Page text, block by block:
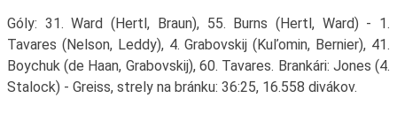
Góly: 31. Ward (Hertl, Braun), 55. Burns (Hertl, Ward) - 1.
Tavares (Nelson, Leddy), 4. Grabovskij (Kuľomin, Bernier), 41.
Boychuk (de Haan, Grabovskij), 60. Tavares. Brankári: Jones (4.
Stalock) - Greiss, strely na bránku: 36:25, 16.558 divákov.